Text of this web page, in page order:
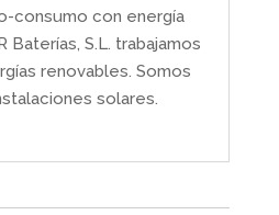
consumo con energía
Baterías, S.L. trabajamos
renovables. Somos
solares.